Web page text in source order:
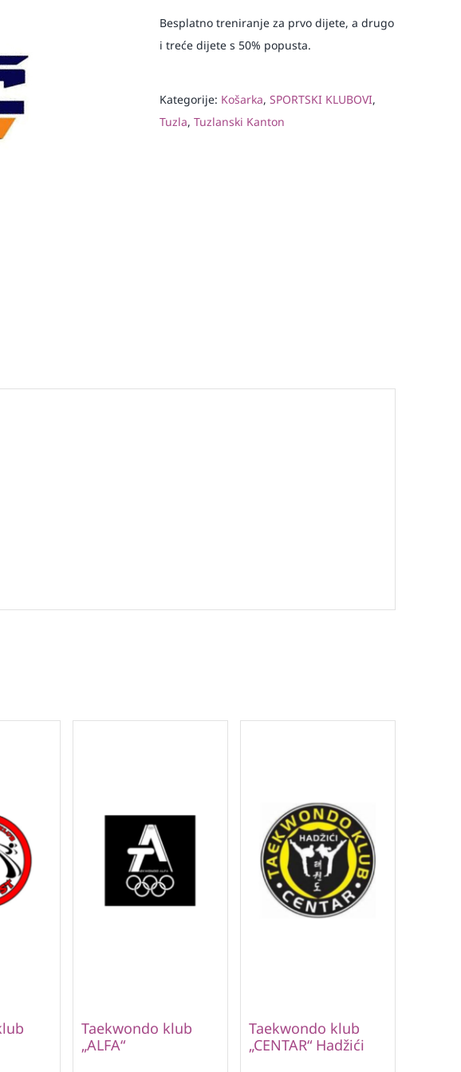
Besplatno treniranje za prvo dijete, a drugo
i treće dijete s 50% popusta.
Kategorije: Košarka, SPORTSKI KLUBOVI,
Tuzla, Tuzlanski Kanton
Taekwondo klub
„ALFA“
Taekwondo klub
„CENTAR“ Hadžići